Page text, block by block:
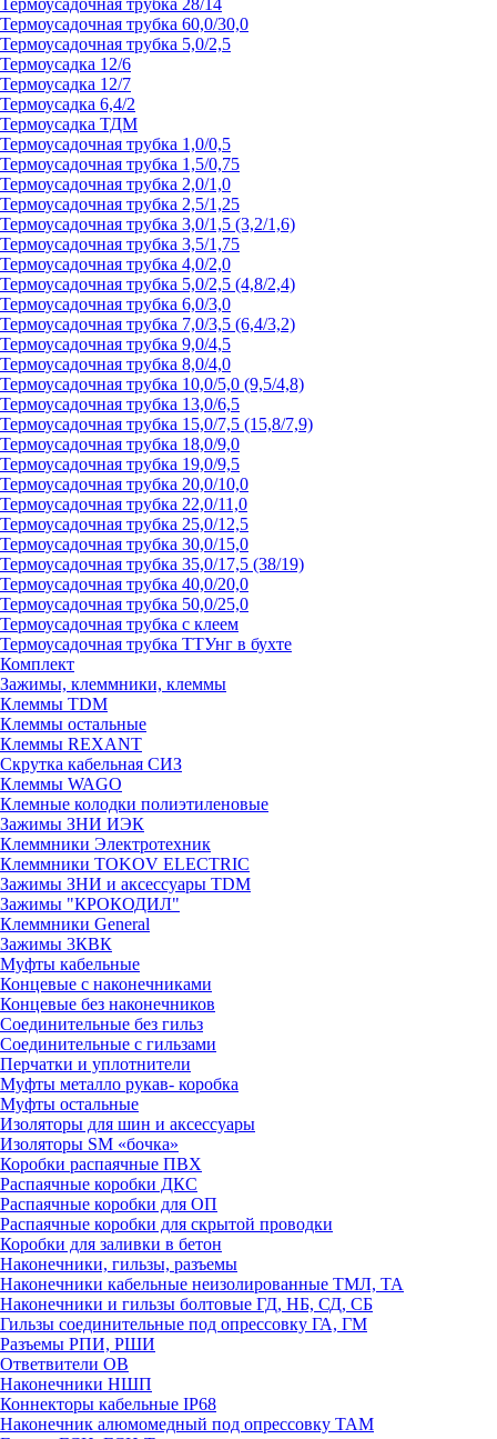
Термоусадочная трубка 28/14
Термоусадочная трубка 60,0/30,0
Термоусадочная трубка 5,0/2,5
Термоусадка 12/6
Термоусадка 12/7
Термоусадка 6,4/2
Термоусадка ТДМ
Термоусадочная трубка 1,0/0,5
Термоусадочная трубка 1,5/0,75
Термоусадочная трубка 2,0/1,0
Термоусадочная трубка 2,5/1,25
Термоусадочная трубка 3,0/1,5 (3,2/1,6)
Термоусадочная трубка 3,5/1,75
Термоусадочная трубка 4,0/2,0
Термоусадочная трубка 5,0/2,5 (4,8/2,4)
Термоусадочная трубка 6,0/3,0
Термоусадочная трубка 7,0/3,5 (6,4/3,2)
Термоусадочная трубка 9,0/4,5
Термоусадочная трубка 8,0/4,0
Термоусадочная трубка 10,0/5,0 (9,5/4,8)
Термоусадочная трубка 13,0/6,5
Термоусадочная трубка 15,0/7,5 (15,8/7,9)
Термоусадочная трубка 18,0/9,0
Термоусадочная трубка 19,0/9,5
Термоусадочная трубка 20,0/10,0
Термоусадочная трубка 22,0/11,0
Термоусадочная трубка 25,0/12,5
Термоусадочная трубка 30,0/15,0
Термоусадочная трубка 35,0/17,5 (38/19)
Термоусадочная трубка 40,0/20,0
Термоусадочная трубка 50,0/25,0
Термоусадочная трубка с клеем
Термоусадочная трубка ТТУнг в бухте
Комплект
Зажимы, клеммники, клеммы
Клеммы TDM
Клеммы остальные
Клеммы REXANT
Скрутка кабельная СИЗ
Клеммы WAGO
Клемные колодки полиэтиленовые
Зажимы ЗНИ ИЭК
Клеммники Электротехник
Клеммники TOKOV ELECTRIC
Зажимы ЗНИ и аксессуары TDM
Зажимы "КРОКОДИЛ"
Клеммники General
Зажимы 3КВК
Муфты кабельные
Концевые с наконечниками
Концевые без наконечников
Соединительные без гильз
Соединительные с гильзами
Перчатки и уплотнители
Муфты металло рукав- коробка
Муфты остальные
Изоляторы для шин и аксессуары
Изоляторы SM «бочка»
Коробки распаячные ПВХ
Распаячные коробки ДКС
Распаячные коробки для ОП
Распаячные коробки для скрытой проводки
Коробки для заливки в бетон
Наконечники, гильзы, разъемы
Наконечники кабельные неизолированные ТМЛ, ТА
Наконечники и гильзы болтовые ГД, НБ, СД, СБ
Гильзы соединительные под опрессовку ГА, ГМ
Разъемы РПИ, РШИ
Ответвители ОВ
Наконечники НШП
Коннекторы кабельные IP68
Наконечник алюмомедный под опрессовку ТАМ